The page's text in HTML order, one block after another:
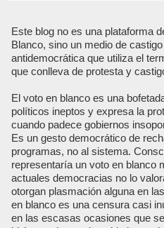
Este blog no es una plataforma
Blanco, sino un medio de
antidemocrática que utiliza el
que conlleva de protesta y
El voto en blanco es una
políticos ineptos y expresa la
cuando padece gobiernos
Es un gesto democrático de
programas, no al sistema.
representaría un voto en blanco
actuales democracias no lo
otorgan plasmación alguna en
en blanco es una censura casi
en las escasas ocasiones que